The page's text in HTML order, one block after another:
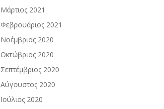
Μάρτιος 2021
Φεβρουάριος 2021
Νοέμβριος 2020
Οκτώβριος 2020
Σεπτέμβριος 2020
Αύγουστος 2020
Ιούλιος 2020